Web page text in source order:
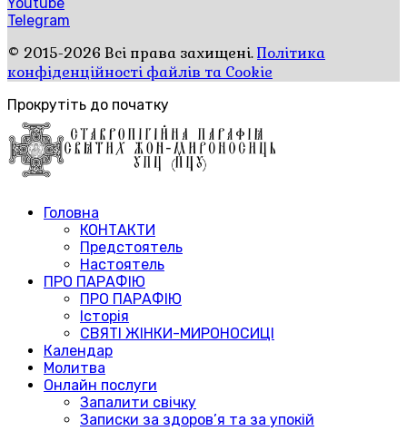
Youtube
Telegram
© 2015-2026 Всі права захищені.Політика
конфіденційності файлів та Cookie
Прокрутіть до початку
Головна
КОНТАКТИ
Предстоятель
Настоятель
ПРО ПАРАФІЮ
ПРО ПАРАФІЮ
Історія
СВЯТІ ЖІНКИ-МИРОНОСИЦІ
Календар
Молитва
Онлайн послуги
Запалити свічку
Записки за здоров’я та за упокій